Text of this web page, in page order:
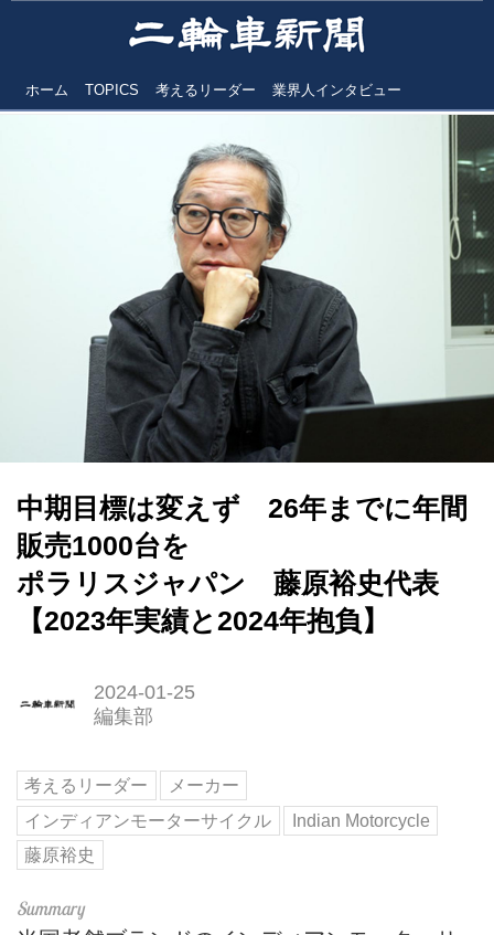
ホーム TOPICS 考えるリーダー 業界人インタビュー
中期目標は変えず 26年までに年間
販売1000台を
ポラリスジャパン 藤原裕史代表
【2023年実績と2024年抱負】
2024-01-25
編集部
考えるリーダー
メーカー
インディアンモーターサイクル
Indian Motorcycle
藤原裕史